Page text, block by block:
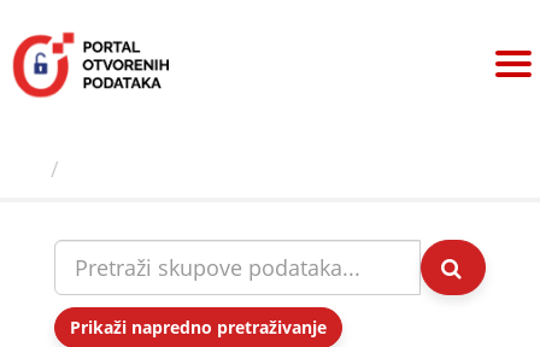
sadržaj
Prikaži napredno pretraživanje